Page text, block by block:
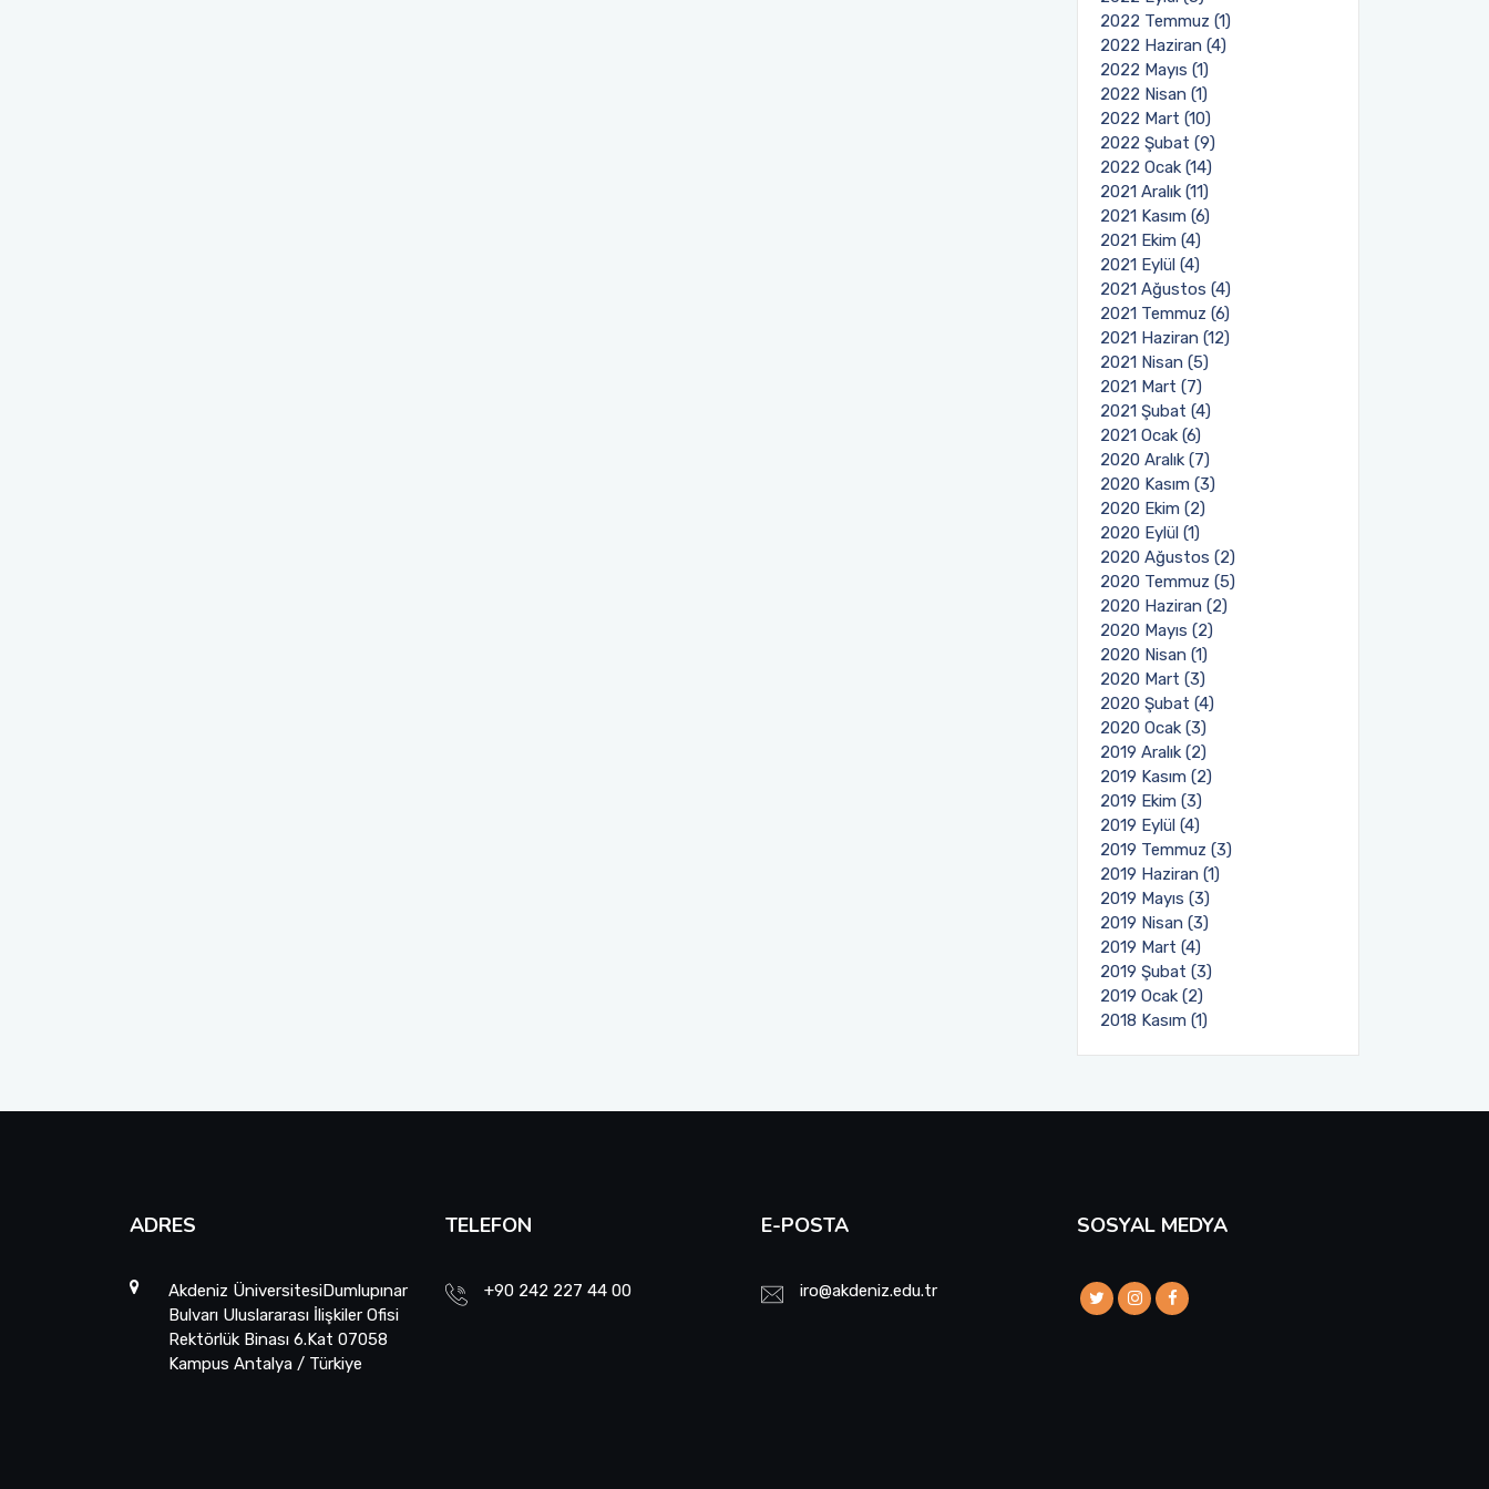
2022 Temmuz (1)
2022 Haziran (4)
2022 Mayıs (1)
2022 Nisan (1)
2022 Mart (10)
2022 Şubat (9)
2022 Ocak (14)
2021 Aralık (11)
2021 Kasım (6)
2021 Ekim (4)
2021 Eylül (4)
2021 Ağustos (4)
2021 Temmuz (6)
2021 Haziran (12)
2021 Nisan (5)
2021 Mart (7)
2021 Şubat (4)
2021 Ocak (6)
2020 Aralık (7)
2020 Kasım (3)
2020 Ekim (2)
2020 Eylül (1)
2020 Ağustos (2)
2020 Temmuz (5)
2020 Haziran (2)
2020 Mayıs (2)
2020 Nisan (1)
2020 Mart (3)
2020 Şubat (4)
2020 Ocak (3)
2019 Aralık (2)
2019 Kasım (2)
2019 Ekim (3)
2019 Eylül (4)
2019 Temmuz (3)
2019 Haziran (1)
2019 Mayıs (3)
2019 Nisan (3)
2019 Mart (4)
2019 Şubat (3)
2019 Ocak (2)
2018 Kasım (1)
ADRES
Akdeniz ÜniversitesiDumlupınar
Bulvarı Uluslararası İlişkiler Ofisi
Rektörlük Binası 6.Kat 07058
Kampus Antalya / Türkiye
TELEFON
+90 242 227 44 00
E-POSTA
iro@akdeniz.edu.tr
SOSYAL MEDYA